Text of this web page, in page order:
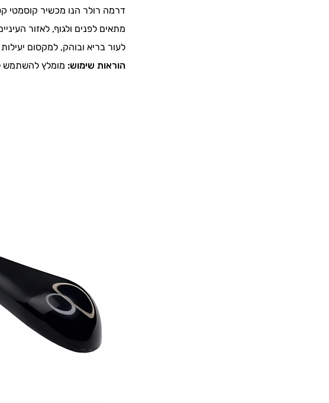
דרמה רולר הנו מכשיר קוסמטי קטן
מתאים לפנים ולגוף, לאזור
לעור בריא ובוהק, למקסום
הוראות שימוש: מומלץ להשתמש